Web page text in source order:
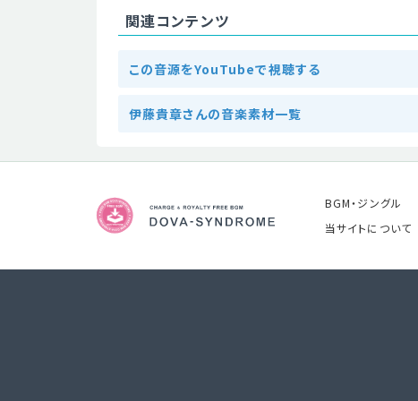
関連コンテンツ
この音源をYouTubeで視聴する
伊藤貴章さんの音楽素材一覧
BGM・ジングル
当サイトについて